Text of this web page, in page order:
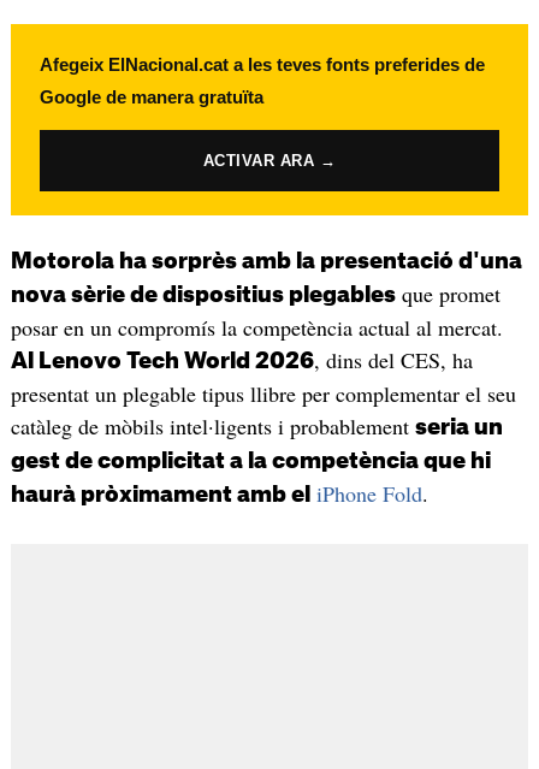
Afegeix ElNacional.cat a les teves fonts preferides de
Google de manera gratuïta
ACTIVAR ARA →
Motorola ha sorprès amb la presentació d'una
nova sèrie de dispositius plegablesque promet
posar en un compromís la competència actual al mercat.
Al Lenovo Tech World 2026, dins del CES, ha
presentat un plegable tipus llibre per complementar el seu
catàleg de mòbils intel·ligents i probablement seria un
gest de complicitat a la competència que hi
haurà pròximament amb el iPhone Fold.